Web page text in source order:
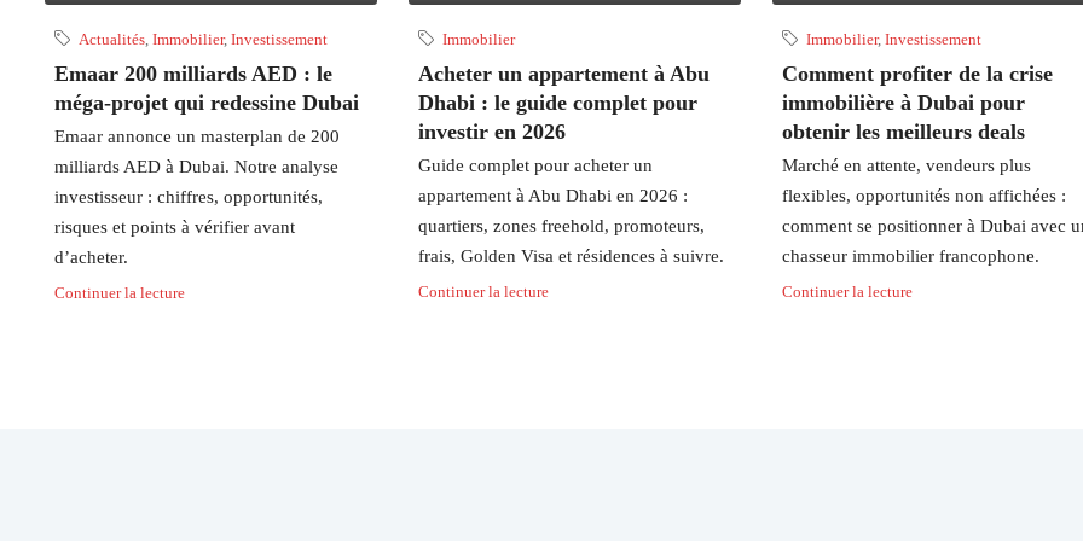
Actualités Immobilier, Investissement
Emaar 200 milliards AED : le
méga-projet qui redessine Dubai
Emaar annonce un masterplan de 200
milliards AED à Dubai. Notre analyse
investisseur : chiffres, opportunités,
risques et points à vérifier avant
d’acheter.
Continuer la lecture
Immobilier
Acheter un appartement à Abu
Dhabi : le guide complet pour
investir en 2026
Guide complet pour acheter un
appartement à Abu Dhabi en 2026 :
quartiers, zones freehold, promoteurs,
frais, Golden Visa et résidences à suivre.
Continuer la lecture
Immobilier, Investissement
Comment profiter de la crise
immobilière à Dubai pour
obtenir les meilleurs deals
Marché en attente, vendeurs plus
flexibles, opportunités non affichées :
comment se positionner à Dubai avec
chasseur immobilier francophone.
Continuer la lecture